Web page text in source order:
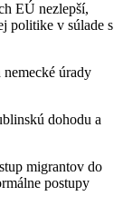
EÚ nezlepší,
politike v súlade s
úrady
dohodu a
migrantov do
postupy